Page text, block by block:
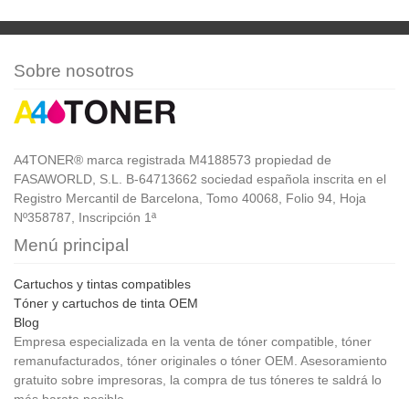
Sobre nosotros
A4TONER® marca registrada M4188573 propiedad de
FASAWORLD, S.L. B-64713662 sociedad española inscrita en el
Registro Mercantil de Barcelona, Tomo 40068, Folio 94, Hoja
Nº358787, Inscripción 1ª
Menú principal
Cartuchos y tintas compatibles
Tóner y cartuchos de tinta OEM
Blog
Empresa especializada en la venta de tóner compatible, tóner
remanufacturados, tóner originales o tóner OEM. Asesoramiento
gratuito sobre impresoras, la compra de tus tóneres te saldrá lo